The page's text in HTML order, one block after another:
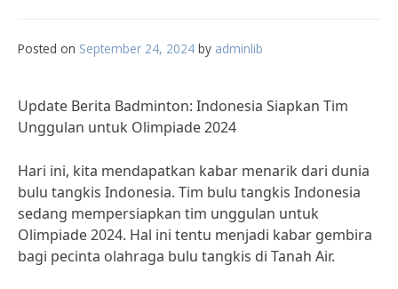
Posted on September 24, 2024 by adminlib
Update Berita Badminton: Indonesia Siapkan Tim
Unggulan untuk Olimpiade 2024
Hari ini, kita mendapatkan kabar menarik dari dunia
bulu tangkis Indonesia. Tim bulu tangkis Indonesia
sedang mempersiapkan tim unggulan untuk
Olimpiade 2024. Hal ini tentu menjadi kabar gembira
bagi pecinta olahraga bulu tangkis di Tanah Air.